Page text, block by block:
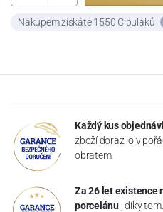
Nákupem získáte 1550 Cibuláků
Každý kus
zboží dorazilo v
obratem.
Za 26 let existence
porcelánu , díky